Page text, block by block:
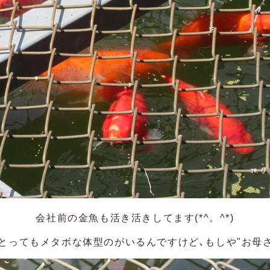
会社前の金魚も活き活きしてます(*^。^*)
ってもメタボな体型のがいるんですけど､もしや"お母